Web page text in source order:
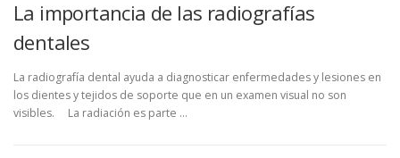
La importancia de las radiografías
dentales
La radiografía dental ayuda a diagnosticar enfermedades y lesiones en
los dientes y tejidos de soporte que en un examen visual no son
visibles. La radiación es parte …